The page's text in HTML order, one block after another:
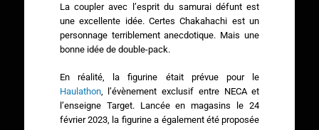
La coupler avec l’esprit du samurai défunt est
une excellente idée. Certes Chakahachi est un
personnage terriblement anecdotique. Mais une
bonne idée de double-pack.
En réalité, la figurine était prévue pour le
Haulathon, l’évènement exclusif entre NECA et
l’enseigne Target. Lancée en magasins le 24
février 2023, la figurine a également été proposée